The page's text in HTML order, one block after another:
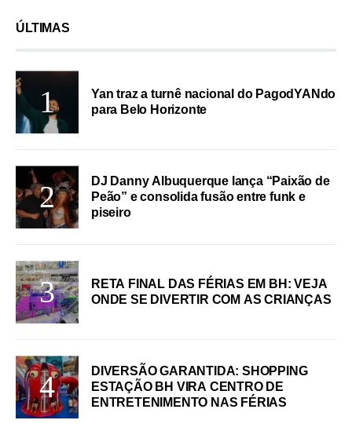
ÚLTIMAS
Yan traz a turnê nacional do PagodYANdo
para Belo Horizonte
DJ Danny Albuquerque lança “Paixão de
Peão” e consolida fusão entre funk e
piseiro
RETA FINAL DAS FÉRIAS EM BH: VEJA
ONDE SE DIVERTIR COM AS CRIANÇAS
DIVERSÃO GARANTIDA: SHOPPING
ESTAÇÃO BH VIRA CENTRO DE
ENTRETENIMENTO NAS FÉRIAS